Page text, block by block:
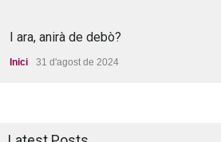
I ara, anirà de debò?
Inici 31 d'agost de 2024